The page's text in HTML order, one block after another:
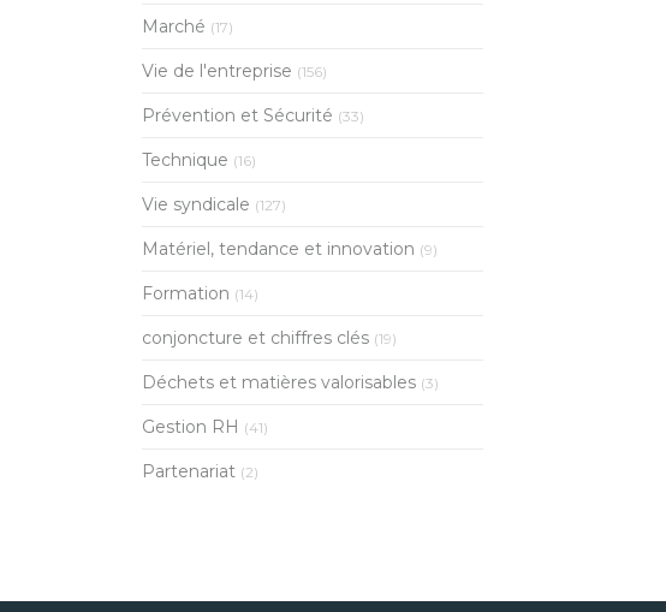
Marché (17)
Vie de l'entreprise (156)
Prévention et Sécurité (33)
Technique (16)
Vie syndicale (127)
Matériel, tendance et innovation (9)
Formation (14)
conjoncture et chiffres clés (19)
Déchets et matières valorisables (3)
Gestion RH (41)
Partenariat (2)